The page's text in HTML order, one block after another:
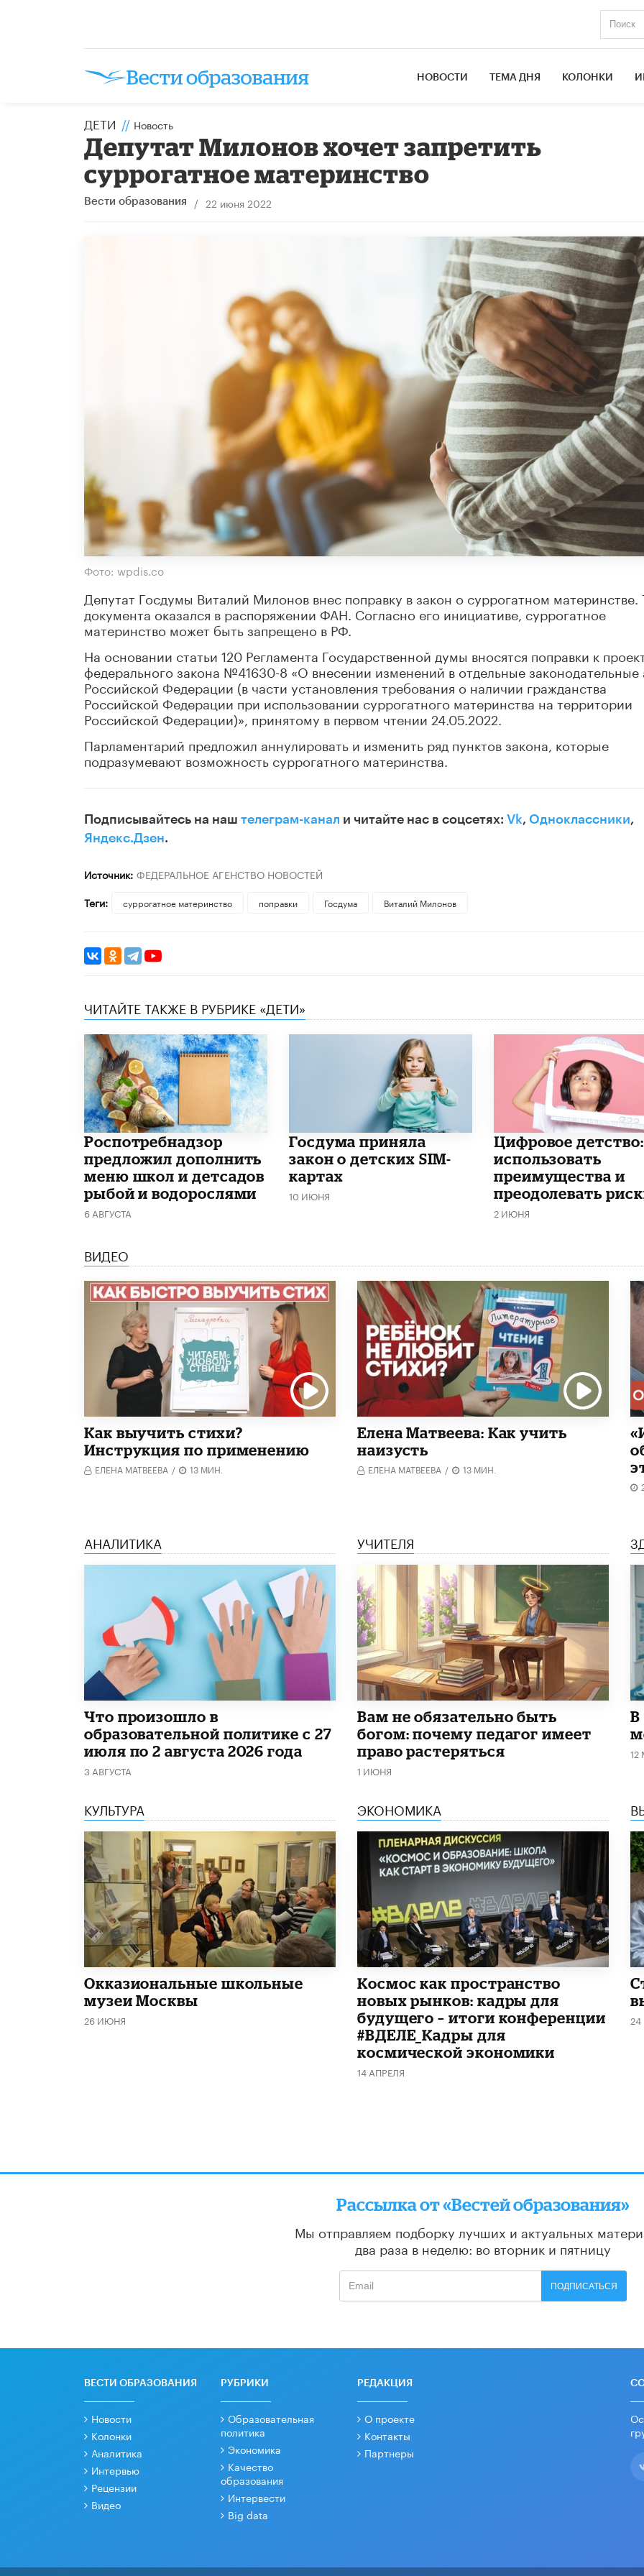
НОВОСТИ ТЕМА ДНЯ КОЛОНКИ
ДЕТИ // Новость
Депутат Милонов хочет запретить
суррогатное материнство
Вести образования / 22 июня 2022
Фото: wpdis.co
Депутат Госдумы Виталий Милонов внес поправку в закон о суррогатном материнстве.
документа оказался в распоряжении ФАН. Согласно его инициативе, суррогатное
материнство может быть запрещено в РФ.
На основании статьи 120 Регламента Государственной думы вносятся поправки к
федерального закона №41630-8 «О внесении изменений в отдельные законодательные
Российской Федерации (в части установления требования о наличии гражданства
Российской Федерации при использовании суррогатного материнства на территории
Российской Федерации)», принятому в первом чтении 24.05.2022.
Парламентарий предложил аннулировать и изменить ряд пунктов закона, которые
подразумевают возможность суррогатного материнства.
Подписывайтесь на наш телеграм-канал и читайте нас в соцсетях: Vk, Одноклассники,
Яндекс.Дзен.
Источник: ФЕДЕРАЛЬНОЕ АГЕНСТВО НОВОСТЕЙ
Теги:
суррогатное материнство поправки Госдума Виталий Милонов
ЧИТАЙТЕ ТАКЖЕ В РУБРИКЕ «ДЕТИ»
Роспотребнадзор
предложил дополнить
меню школ и детсадов
рыбой и водорослями
6 АВГУСТА
Госдума приняла
закон о детских SIM-
картах
10 ИЮНЯ
​Цифровое
использовать
преимущества и
преодолевать
2 ИЮНЯ
ВИДЕО
Как выучить стихи?
Инструкция по применению
ЕЛЕНА МАТВЕЕВА / 13 МИН.
Елена Матвеева: Как учить
наизусть
ЕЛЕНА МАТВЕЕВА / 13 МИН.
АНАЛИТИКА
​Что произошло в
образовательной политике с 27
июля по 2 августа 2026 года
3 АВГУСТА
УЧИТЕЛЯ
​Вам не обязательно быть
богом: почему педагог имеет
право растеряться
1 ИЮНЯ
В
12
КУЛЬТУРА
​Окказиональные школьные
музеи Москвы
26 ИЮНЯ
ЭКОНОМИКА
Космос как пространство
новых рынков: кадры для
будущего – итоги конференции
#ВДЕЛЕ_Кадры для
космической экономики
14 АПРЕЛЯ
Рассылка от «Вестей образования»
Мы отправляем подборку лучших и актуальных
два раза в неделю: во вторник и пятницу
ПОДПИСАТЬСЯ
ВЕСТИ ОБРАЗОВАНИЯ
Новости
Колонки
Аналитика
Интервью
Рецензии
Видео
РУБРИКИ
Образовательная
политика
Экономика
Качество
образования
Интервести
Big data
РЕДАКЦИЯ
О проекте
Контакты
Партнеры